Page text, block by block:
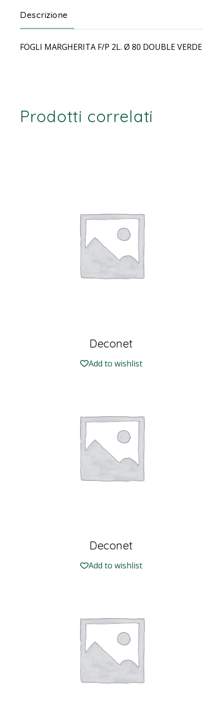
Descrizione
FOGLI MARGHERITA F/P 2L. Ø 80 DOUBLE VERDE
Prodotti correlati
Deconet
Add to wishlist
Deconet
Add to wishlist